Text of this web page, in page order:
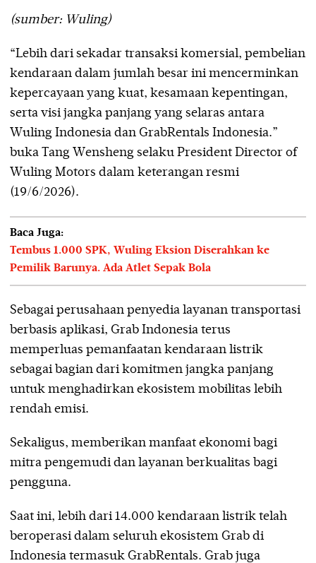
(sumber: Wuling)
“Lebih dari sekadar transaksi komersial, pembelian
kendaraan dalam jumlah besar ini mencerminkan
kepercayaan yang kuat, kesamaan kepentingan,
serta visi jangka panjang yang selaras antara
Wuling Indonesia dan GrabRentals Indonesia.”
buka Tang Wensheng selaku President Director of
Wuling Motors dalam keterangan resmi
(19/6/2026).
Baca Juga:
Tembus 1.000 SPK, Wuling Eksion Diserahkan ke
Pemilik Barunya. Ada Atlet Sepak Bola
Sebagai perusahaan penyedia layanan transportasi
berbasis aplikasi, Grab Indonesia terus
memperluas pemanfaatan kendaraan listrik
sebagai bagian dari komitmen jangka panjang
untuk menghadirkan ekosistem mobilitas lebih
rendah emisi.
Sekaligus, memberikan manfaat ekonomi bagi
mitra pengemudi dan layanan berkualitas bagi
pengguna.
Saat ini, lebih dari 14.000 kendaraan listrik telah
beroperasi dalam seluruh ekosistem Grab di
Indonesia termasuk GrabRentals. Grab juga